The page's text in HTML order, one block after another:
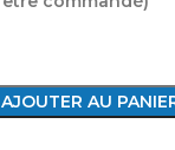
AJOUTER AU